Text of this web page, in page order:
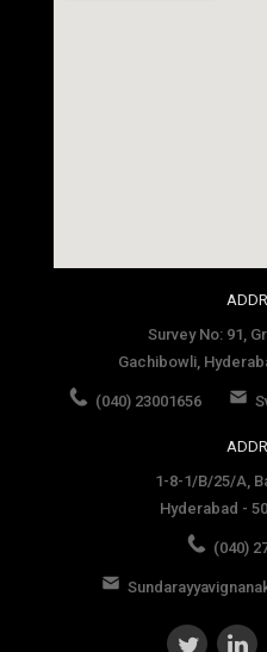
Survey No: 91,
Gachibowli,
(040) 23001656
1-8-1/B/25/A,
Hyderabad -
(040)